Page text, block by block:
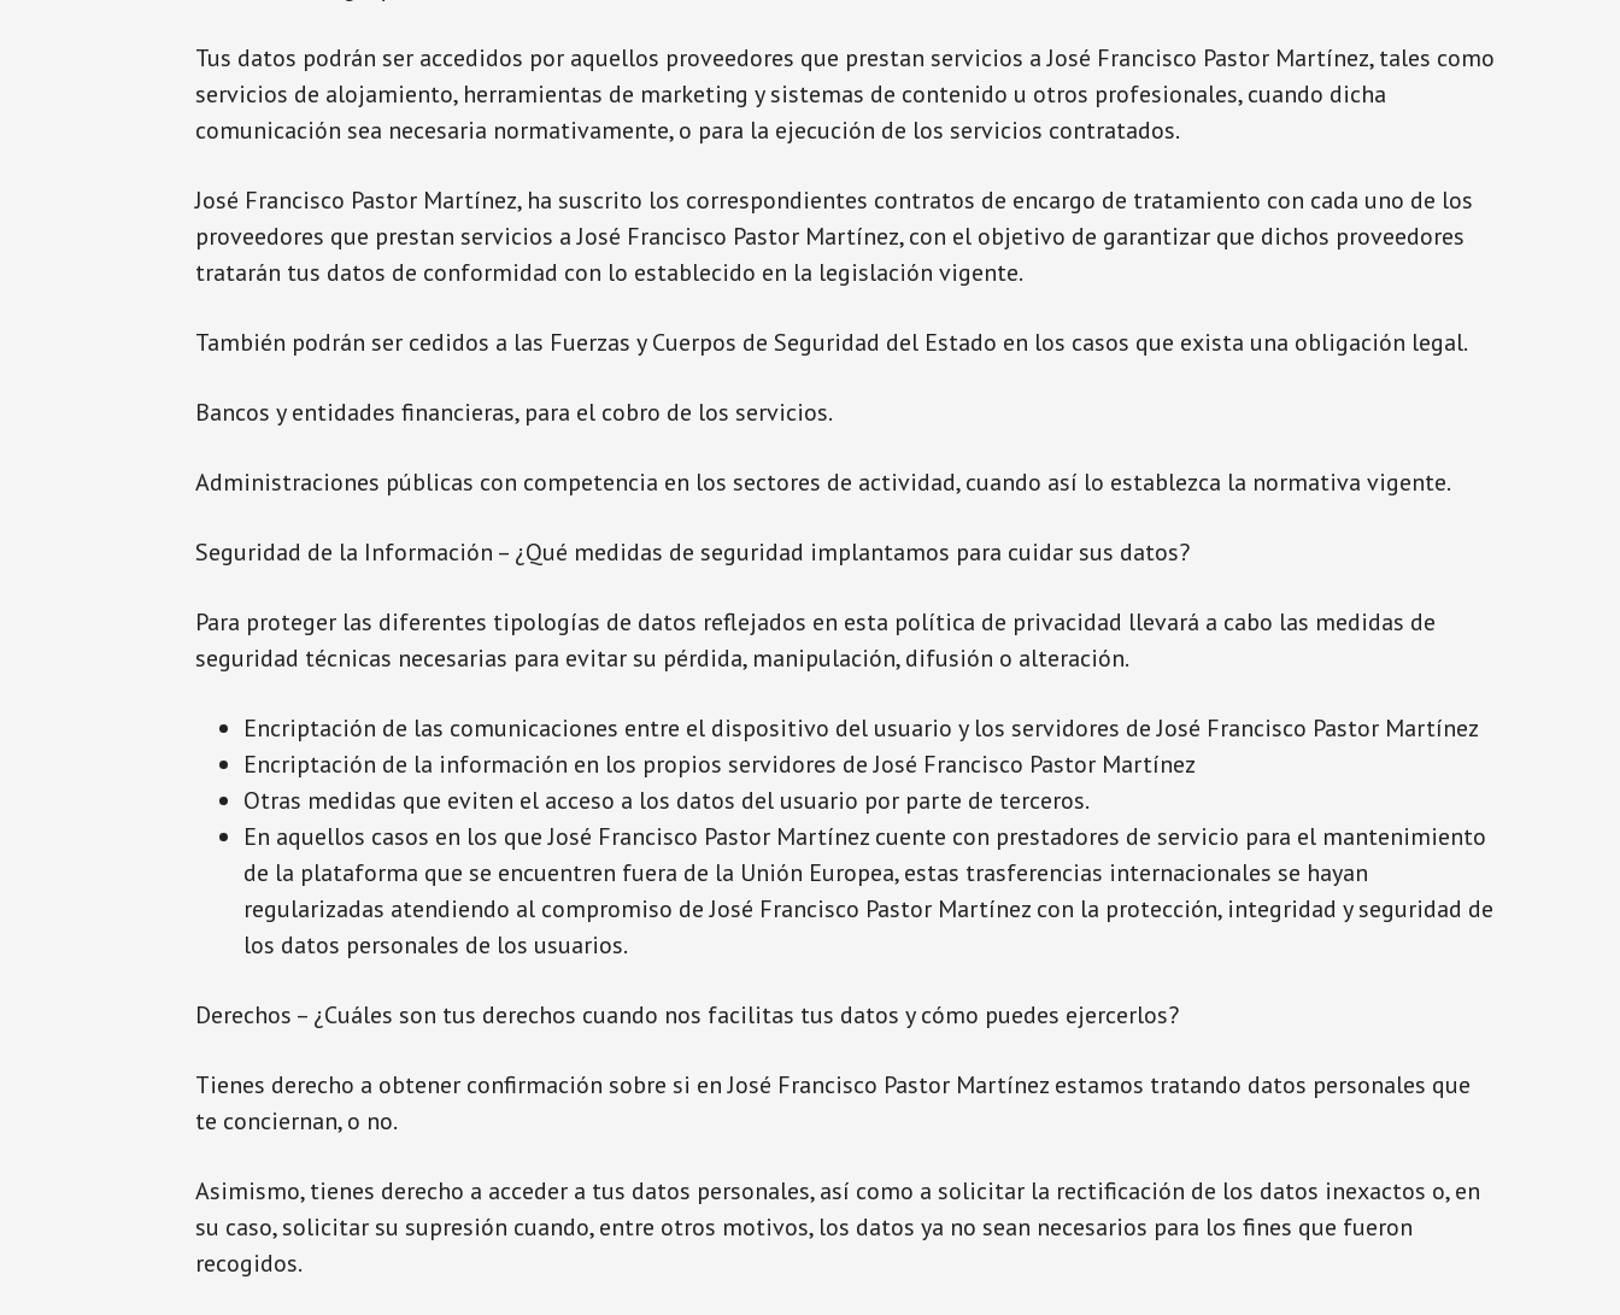
Tus datos podrán ser accedidos por aquellos proveedores que prestan servicios a José Francisco Pastor Martínez, tales como
servicios de alojamiento, herramientas de marketing y sistemas de contenido u otros profesionales, cuando dicha
comunicación sea necesaria normativamente, o para la ejecución de los servicios contratados.
José Francisco Pastor Martínez, ha suscrito los correspondientes contratos de encargo de tratamiento con cada uno de los
proveedores que prestan servicios a José Francisco Pastor Martínez, con el objetivo de garantizar que dichos proveedores
tratarán tus datos de conformidad con lo establecido en la legislación vigente.
También podrán ser cedidos a las Fuerzas y Cuerpos de Seguridad del Estado en los casos que exista una obligación legal.
Bancos y entidades financieras, para el cobro de los servicios.
Administraciones públicas con competencia en los sectores de actividad, cuando así lo establezca la normativa vigente.
Seguridad de la Información – ¿Qué medidas de seguridad implantamos para cuidar sus datos?
Para proteger las diferentes tipologías de datos reflejados en esta política de privacidad llevará a cabo las medidas de
seguridad técnicas necesarias para evitar su pérdida, manipulación, difusión o alteración.
Encriptación de las comunicaciones entre el dispositivo del usuario y los servidores de José Francisco Pastor Martínez
Encriptación de la información en los propios servidores de José Francisco Pastor Martínez
Otras medidas que eviten el acceso a los datos del usuario por parte de terceros.
En aquellos casos en los que José Francisco Pastor Martínez cuente con prestadores de servicio para el mantenimiento
de la plataforma que se encuentren fuera de la Unión Europea, estas trasferencias internacionales se hayan
regularizadas atendiendo al compromiso de José Francisco Pastor Martínez con la protección, integridad y seguridad de
los datos personales de los usuarios.
Derechos – ¿Cuáles son tus derechos cuando nos facilitas tus datos y cómo puedes ejercerlos?
Tienes derecho a obtener confirmación sobre si en José Francisco Pastor Martínez estamos tratando datos personales que
te conciernan, o no.
Asimismo, tienes derecho a acceder a tus datos personales, así como a solicitar la rectificación de los datos inexactos o, en
su caso, solicitar su supresión cuando, entre otros motivos, los datos ya no sean necesarios para los fines que fueron
recogidos.